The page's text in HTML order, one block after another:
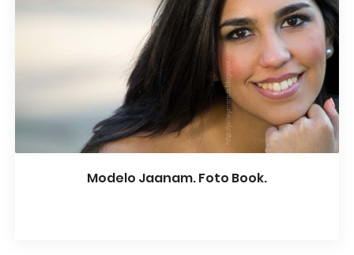
Modelo Jaanam. Foto Book.